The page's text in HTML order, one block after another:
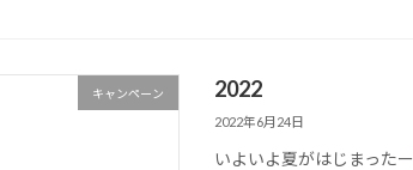
キャンペーン 2022
2022年6月24日
いよいよ夏がはじまったー